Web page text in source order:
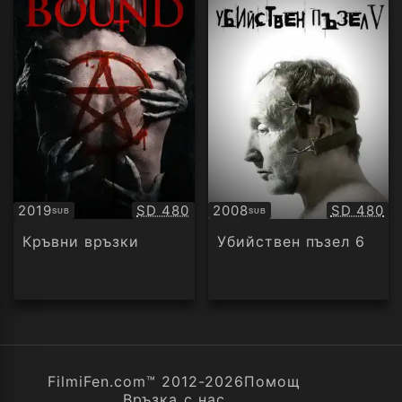
2019SUB
Субтитри Качество:
SD 480
Кръвни връзки
2008SUB
Субтитри SD 480
Убийствен пъзел 6
FilmiFen.com™ 2012-2026Помощ